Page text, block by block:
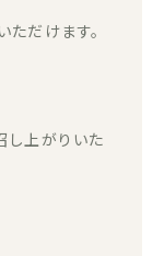
だけます。
し上がりいた